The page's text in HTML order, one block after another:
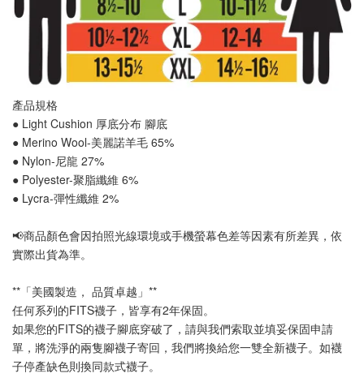
產品規格
● Light Cushion 厚底分布 腳底
● Merino Wool-美麗諾羊毛 65%
● Nylon-尼龍 27%
● Polyester-聚脂纖維 6%
● Lycra-彈性纖維 2%
📢商品顏色會因拍照光線環境或手機螢幕色差等因素有所差異，依
實際出貨為準。
**「美國製造， 品質卓越」**
任何系列的FITS襪子，皆享有2年保固。
如果您的FITS的襪子腳底穿破了，請與我們索取並填妥保固申請
單，將洗淨的兩隻腳襪子寄回，我們將換給您一雙全新襪子。如襪
子停產缺色則換同款式襪子。